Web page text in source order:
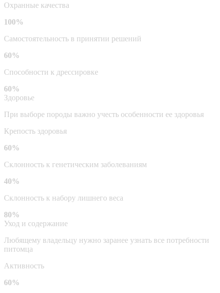
Охранные качества
100%
Самостоятельность в принятии решений
60%
Способности к дрессировке
60%
Здоровье
При выборе породы важно учесть особенности ее здоровья
Крепость здоровья
60%
Склонность к генетическим заболеваниям
40%
Склонность к набору лишнего веса
80%
Уход и содержание
Любящему владельцу нужно заранее узнать все потребности
питомца
Активность
60%